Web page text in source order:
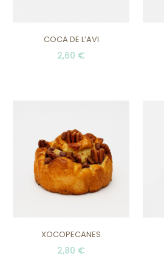
COCA DE L’AVI
2,60 €
XOCOPECANES
2,80 €